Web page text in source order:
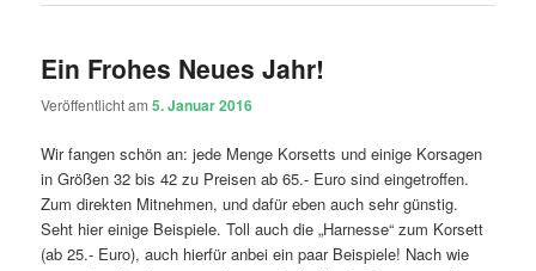
Ein Frohes Neues Jahr!
Veröffentlicht am5. Januar 2016
Wir fangen schön an: jede Menge Korsetts und einige Korsagen
in Größen 32 bis 42 zu Preisen ab 65.- Euro sind eingetroffen.
Zum direkten Mitnehmen, und dafür eben auch sehr günstig.
Seht hier einige Beispiele. Toll auch die „Harnesse“ zum Korsett
(ab 25.- Euro), auch hierfür anbei ein paar Beispiele! Nach wie